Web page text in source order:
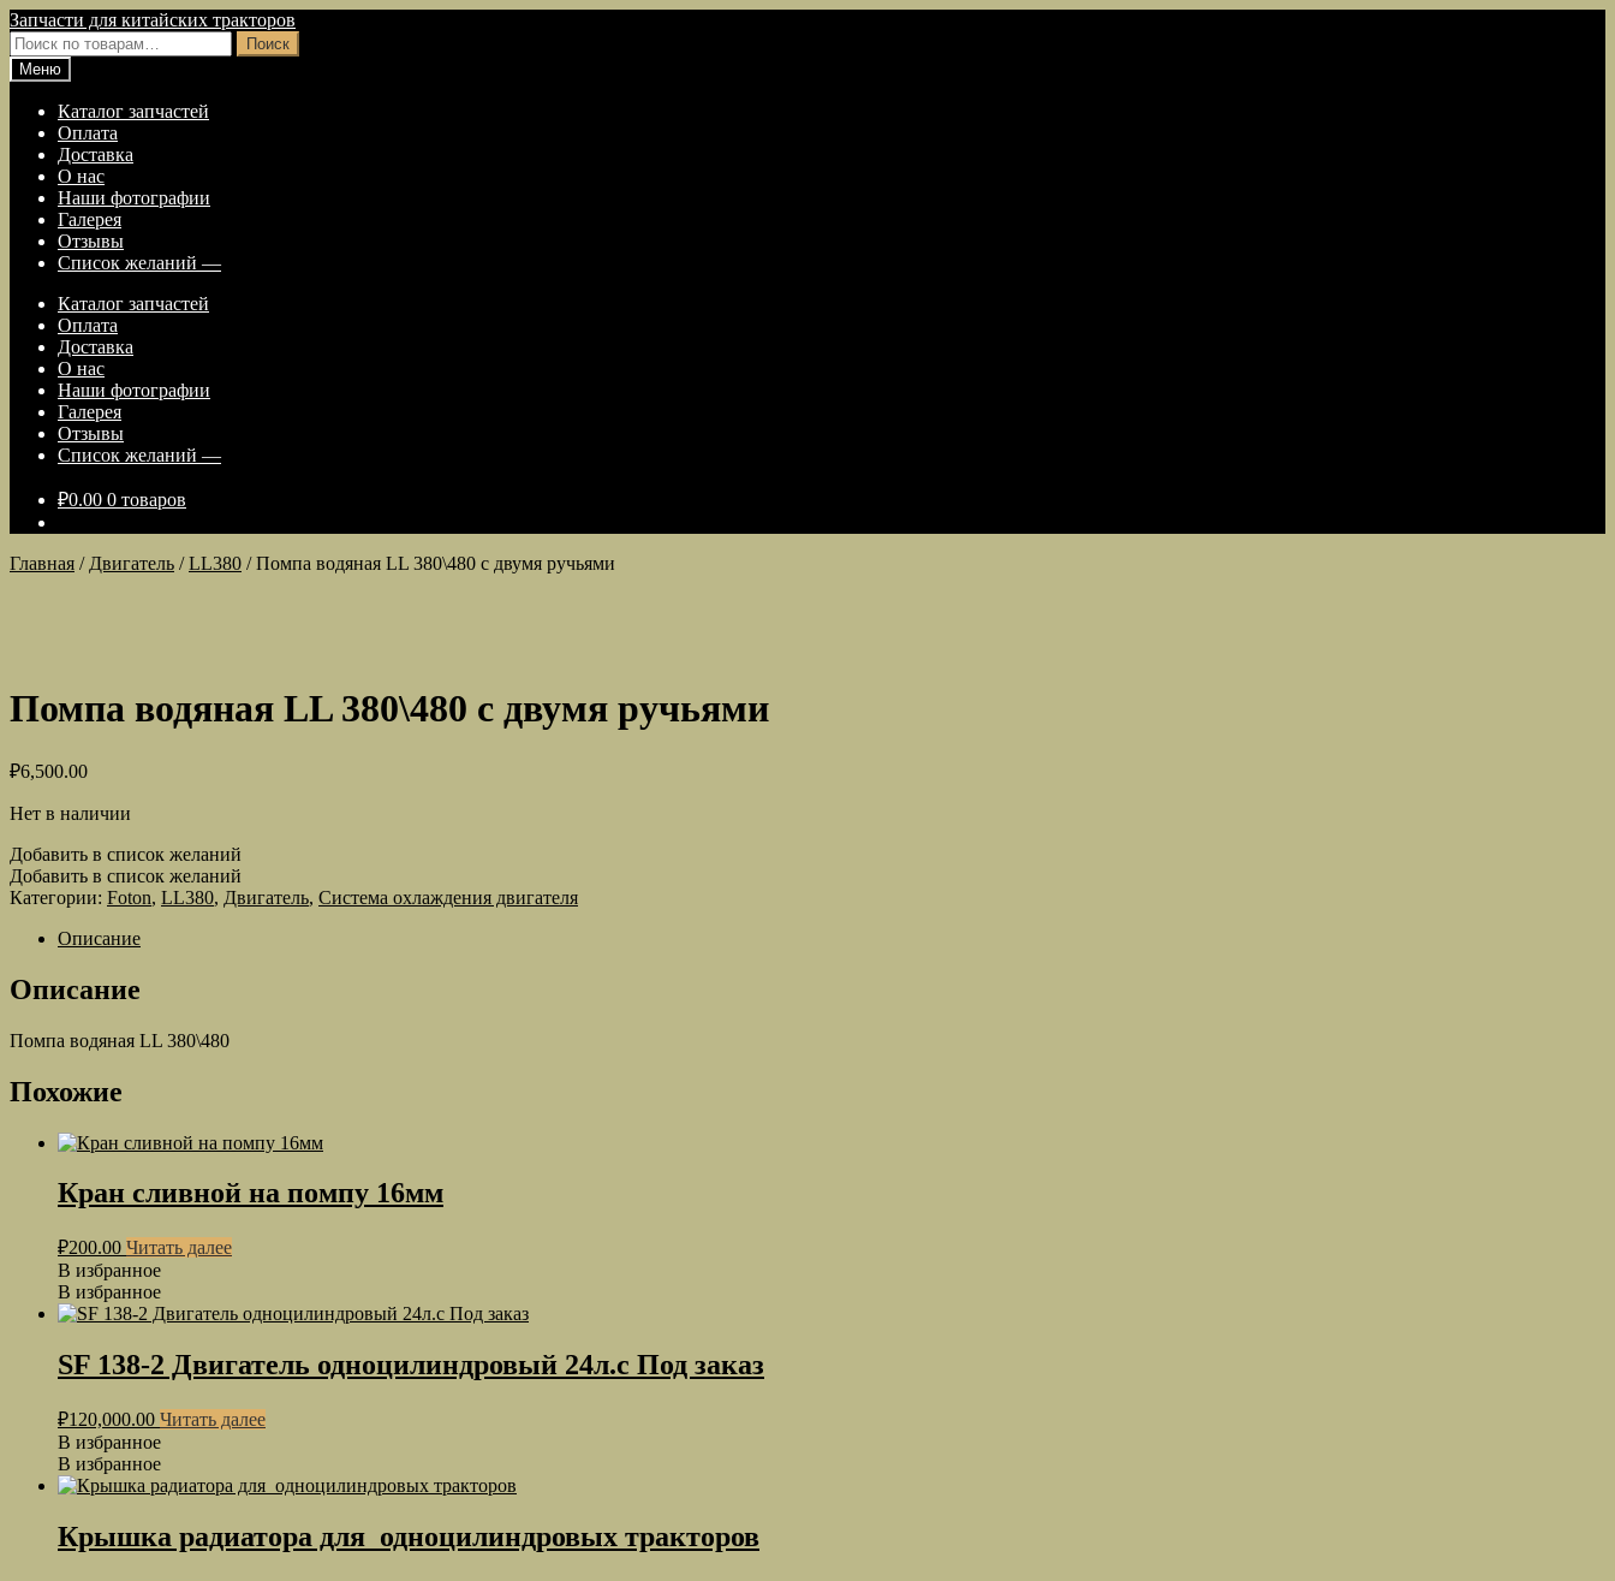
Перейти
к
навигации
Перейти
к
содержимому
Запчасти для китайских тракторов
Искать:
Поиск
Меню
Каталог запчастей
Оплата
Доставка
О нас
Наши фотографии
Галерея
Отзывы
Список желаний —
Каталог запчастей
Оплата
Доставка
О нас
Наши фотографии
Галерея
Отзывы
Список желаний —
₽0.00 0 товаров
Главная / Двигатель /LL380 /Помпа водяная LL 380\480 с двумя ручьями
Помпа водяная LL 380\480 с двумя ручьями
₽6,500.00
Нет в наличии
Добавить в список желаний
Добавить в список желаний
Категории: Foton, LL380, Двигатель, Система охлаждения двигателя
Описание
Описание
Помпа водяная LL 380\480
Похожие
Кран сливной на помпу 16мм
₽200.00 Читать далее
В избранное
В избранное
SF 138-2 Двигатель одноцилиндровый 24л.с Под заказ
₽120,000.00 Читать далее
В избранное
В избранное
Крышка радиатора для одноцилиндровых тракторов